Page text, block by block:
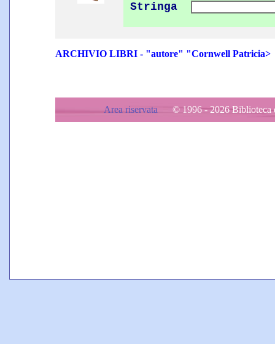
Stringa
ARCHIVIO LIBRI - "autore" "Cornwell Patricia>
Area riservata © 1996 - 2026 Biblioteca